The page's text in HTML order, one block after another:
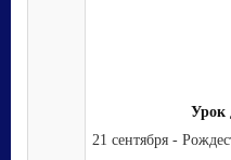
Урок
21 сентября -